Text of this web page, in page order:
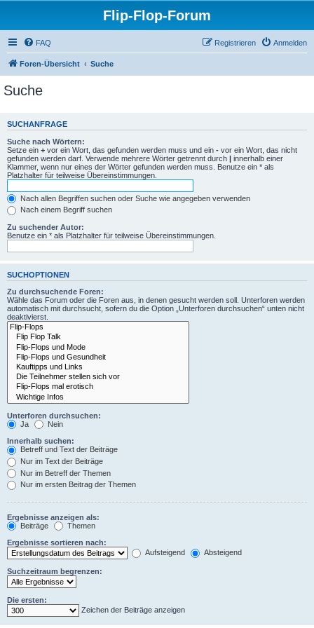
Flip-Flop-Forum
FAQ Anmelden
Registrieren
Foren-Übersicht Suche
Suche
SUCHANFRAGE
Suche nach Wörtern:
Setze ein + vor ein Wort, das gefunden werden muss und ein - vor ein Wort, das nicht
gefunden werden darf. Verwende mehrere Wörter getrennt durch | innerhalb einer
Klammer, wenn nur eines der Wörter gefunden werden muss. Benutze ein * als
Platzhalter für teilweise Übereinstimmungen.
Nach allen Begriffen suchen oder Suche wie angegeben verwenden
Nach einem Begriff suchen
Zu suchender Autor:
Benutze ein * als Platzhalter für teilweise Übereinstimmungen.
SUCHOPTIONEN
Zu durchsuchende Foren:
Wähle das Forum oder die Foren aus, in denen gesucht werden soll. Unterforen werden
automatisch mit durchsucht, sofern du die Option „Unterforen durchsuchen“ unten nicht
deaktivierst.
Unterforen durchsuchen:
Ja
Nein
Innerhalb suchen:
Betreff und Text der Beiträge
Nur im Text der Beiträge
Nur im Betreff der Themen
Nur im ersten Beitrag der Themen
Ergebnisse anzeigen als:
Beiträge
Themen
Ergebnisse sortieren nach:
Aufsteigend
Absteigend
Suchzeitraum begrenzen:
Die ersten:
Zeichen der Beiträge anzeigen